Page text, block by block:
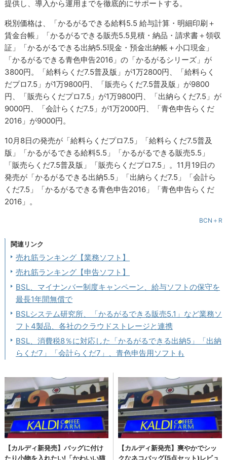
提供し、導入から運用までを徹底的にサポートする。
税別価格は、「かるがるできる給料5.5 給与計算・明細印刷＋
賃金台帳」「かるがるできる販売5.5見積・納品・請求書＋領収
証」「かるがるできる出納5.5現金・預金出納帳＋小口現金」
「かるがるできる青色申告2016」の「かるがるシリーズ」が
3800円。「給料らくだ7.5普及版」が1万2800円、「給料らく
だプロ7.5」が1万9800円、「販売らくだ7.5普及版」が9800
円、「販売らくだプロ7.5」が1万9800円、「出納らくだ7.5」が
9000円、「会計らくだ7.5」が1万2000円、「青色申告らくだ
2016」が9000円。
10月8日の発売が「給料らくだプロ7.5」「給料らくだ7.5普及
版」「かるがるできる給料5.5」「かるがるできる販売5.5」
「販売らくだ7.5普及版」「販売らくだプロ7.5」。11月19日の
発売が「かるがるできる出納5.5」「出納らくだ7.5」「会計ら
くだ7.5」「かるがるできる青色申告2016」「青色申告らくだ
2016」。
BCN＋R
関連リンク
売れ筋ランキング【業務ソフト】
売れ筋ランキング【申告ソフト】
BSL、マイナンバー制度キャンペーン、給与ソフトの保守を
最長1年間無償で
BSLシステム研究所、「かるがるできる販売5.1」など業務ソ
フト4製品、各社のクラウドストレージと連携
BSL、消費税8％に対応した「かるがるできる出納5」「出納
らくだ7」「会計らくだ7」、青色申告用ソフトも